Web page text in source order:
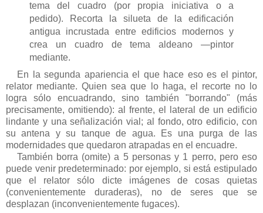
tema del cuadro (por propia iniciativa o a
pedido). Recorta la silueta de la edificación
antigua incrustada entre edificios modernos y
crea un cuadro de tema aldeano —pintor
mediante.
En la segunda apariencia el que hace eso es el pintor,
relator mediante. Quien sea que lo haga, el recorte no lo
logra sólo encuadrando, sino también "borrando" (más
precisamente, omitiendo): al frente, el lateral de un edificio
lindante y una señalización vial; al fondo, otro edificio, con
su antena y su tanque de agua. Es una purga de las
modernidades que quedaron atrapadas en el encuadre.
También borra (omite) a 5 personas y 1 perro, pero eso
puede venir predeterminado: por ejemplo, si está estipulado
que el relator sólo dicte imágenes de cosas quietas
(convenientemente duraderas), no de seres que se
desplazan (inconvenientemente fugaces).